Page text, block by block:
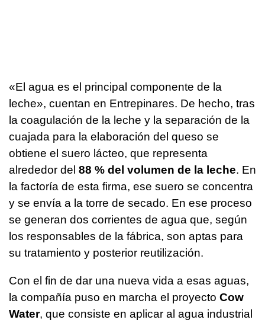
«El agua es el principal componente de la
leche», cuentan en Entrepinares. De hecho, tras
la coagulación de la leche y la separación de la
cuajada para la elaboración del queso se
obtiene el suero lácteo, que representa
alrededor del 88 % del volumen de la leche. En
la factoría de esta firma, ese suero se concentra
y se envía a la torre de secado. En ese proceso
se generan dos corrientes de agua que, según
los responsables de la fábrica, son aptas para
su tratamiento y posterior reutilización.
Con el fin de dar una nueva vida a esas aguas,
la compañía puso en marcha el proyecto Cow
Water, que consiste en aplicar al agua industrial